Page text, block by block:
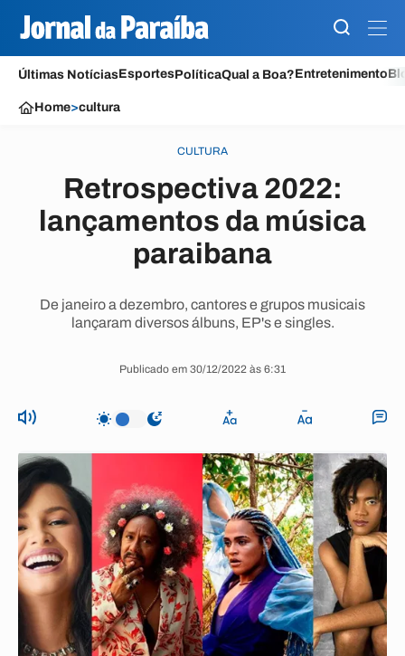
Últimas NotíciasEsportesPolíticaQual a Boa?Entretenimento
Home>cultura
CULTURA
Retrospectiva 2022:
lançamentos da música
paraibana
De janeiro a dezembro, cantores e grupos musicais
lançaram diversos álbuns, EP's e singles.
Publicado em 30/12/2022 às 6:31